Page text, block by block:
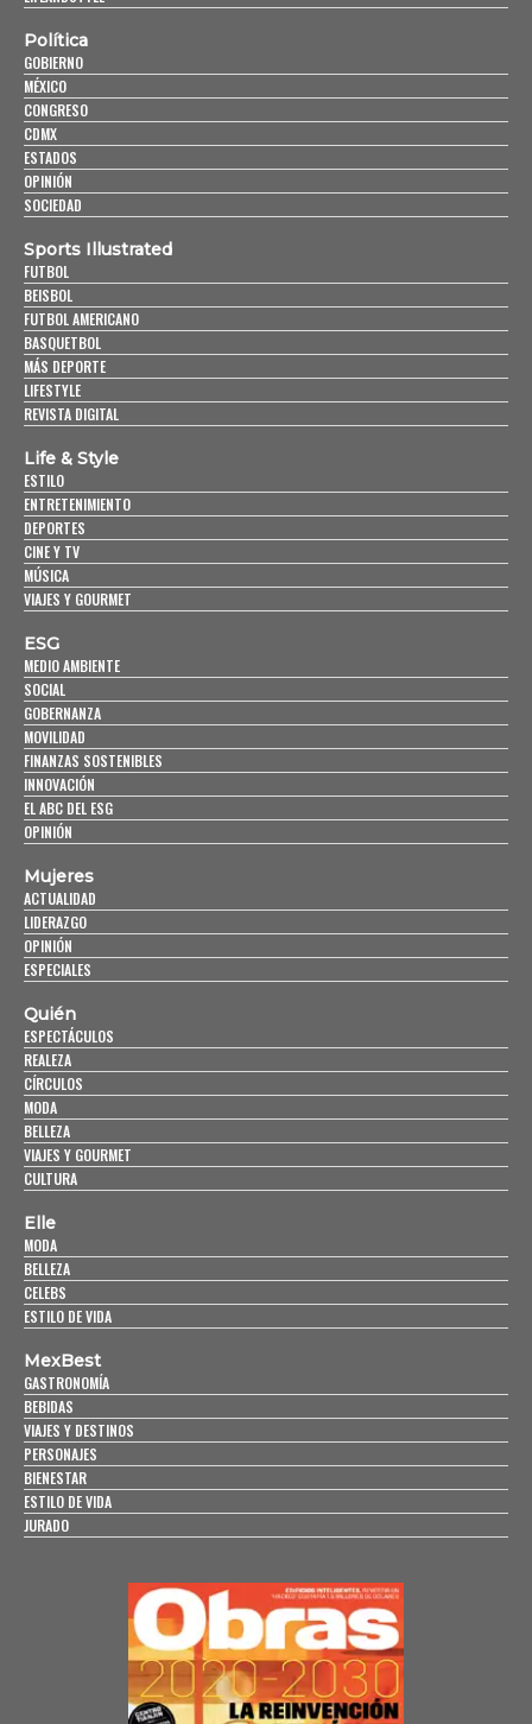
Política
GOBIERNO
MÉXICO
CONGRESO
CDMX
ESTADOS
OPINIÓN
SOCIEDAD
Sports Illustrated
FUTBOL
BEISBOL
FUTBOL AMERICANO
BASQUETBOL
MÁS DEPORTE
LIFESTYLE
REVISTA DIGITAL
Life & Style
ESTILO
ENTRETENIMIENTO
DEPORTES
CINE Y TV
MÚSICA
VIAJES Y GOURMET
ESG
MEDIO AMBIENTE
SOCIAL
GOBERNANZA
MOVILIDAD
FINANZAS SOSTENIBLES
INNOVACIÓN
EL ABC DEL ESG
OPINIÓN
Mujeres
ACTUALIDAD
LIDERAZGO
OPINIÓN
ESPECIALES
Quién
ESPECTÁCULOS
REALEZA
CÍRCULOS
MODA
BELLEZA
VIAJES Y GOURMET
CULTURA
Elle
MODA
BELLEZA
CELEBS
ESTILO DE VIDA
MexBest
GASTRONOMÍA
BEBIDAS
VIAJES Y DESTINOS
PERSONAJES
BIENESTAR
ESTILO DE VIDA
JURADO